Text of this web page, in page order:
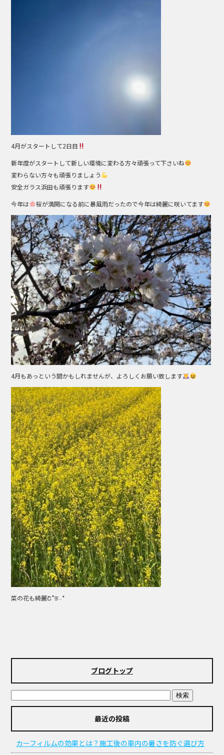
4月がスタートして2日目
新年度がスタートして新しい環境に変わる方々頑張って下さいね
変わらない方々も頑張りましょう
安全ガラス浜田も頑張ります
今年は
桜が満開になる前に暴風雨だったので今年は綺麗に咲いてます
4月もあっという間かもしれませんが、よろしくお願い致します
菜の花も綺麗Շ”ਭ˒˒*
ブログトップ
最近の投稿
カーフィルムの効果とは？施工後の車内の暑さを防ぐ選び方